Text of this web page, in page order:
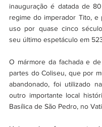
inauguração é datada de
regime do imperador Tito, e
uso por quase cinco
seu último espetáculo em
O mármore da fachada e
partes do Coliseu, que por
abandonado, foi utilizado
outro importante local
Basílica de São Pedro, no